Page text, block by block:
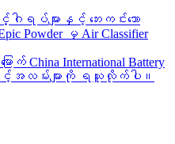
ပ်များနှင့် ဘေးကင်းသော
Powder မှ Air Classifier
ောက် China International Battery
လမ်းများကို ရယူလိုက်ပါ။